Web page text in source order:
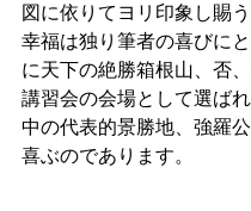
図に依りてヨリ印象し賜
幸福は独り筆者の喜びに
に天下の絶勝箱根山、否
講習会の会場として選ば
中の代表的景勝地、強羅
喜ぶのであります。